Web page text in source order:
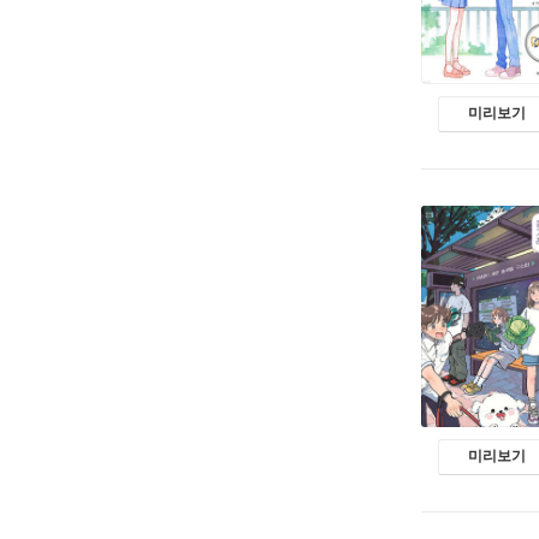
미리보기
미리보기